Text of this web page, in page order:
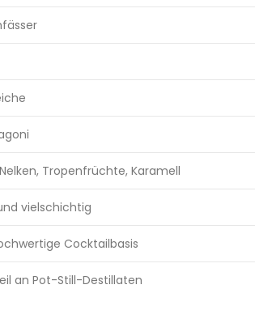
Tropenfrüchte, Karamell
vielschichtig
Cocktailbasis
an Pot-Still-Destillaten